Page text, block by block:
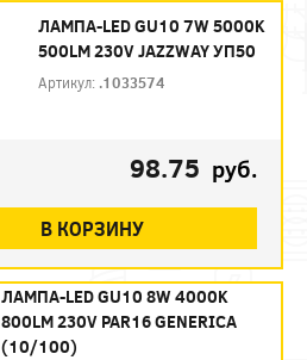
ЛАМПА-LED GU10 7W 5000K
500LM 230V JAZZWAY УП50
Артикул: .1033574
98.75 руб.
В КОРЗИНУ
ЛАМПА-LED GU10 8W 4000K
800LM 230V PAR16 GENERICA
(10/100)